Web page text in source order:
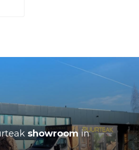
showroom in